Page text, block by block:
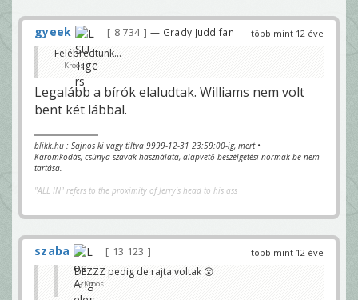
több mint 12 éve
gyeek 8 734 — Grady Judd fan
Felébredtünk...
Kroos
Legalább a bírók elaludtak. Williams nem volt
bent két lábbal.
blikk.hu : Sajnos ki vagy tiltva 9999-12-31 23:59:00-ig, mert •
Káromkodás, csúnya szavak használata, alapvető beszélgetési normák be nem
tartása.
"ALL IN" refers to the proximity of Jerry's head to his ass
több mint 12 éve
szaba
13 123
DEZZZ pedig de rajta voltak 😮
Kroos